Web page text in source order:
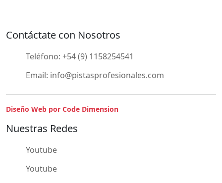
Contáctate con Nosotros
Teléfono: +54 (9) 1158254541
Email: info@pistasprofesionales.com
Diseño Web por Code Dimension
Nuestras Redes
Youtube
Youtube